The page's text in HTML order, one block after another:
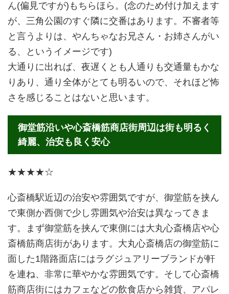
ん(偏見ですが)もちらほら。(念のため付け加えます
が、三角公園のすぐ隣に交番はあります。不審者等
と言うよりは、やんちゃなお兄さん・お姉さんがい
る、というイメージです)
大通りに出れば、夜遅くとも人通りも交通量もかな
りあり、通り全体がとても明るいので、それほど怖
さを感じることはないと思います。
御堂筋沿いや心斎橋筋商店街周辺は街も明るく
綺麗、治安も良く安心
★★★★☆
心斎橋駅近辺の治安や雰囲気ですが、御堂筋を挟ん
で東側か西側で少し雰囲気や治安は異なってきま
す。まず御堂筋を挟んで東側には大丸心斎橋店や心
斎橋筋商店街があります。大丸心斎橋店の御堂筋に
面した1階路面店にはラグジュアリーブランドが軒
を連ね、非常に華やかな雰囲気です。そして心斎橋
筋商店街にはカフェなどの飲食店から雑貨、アパレ